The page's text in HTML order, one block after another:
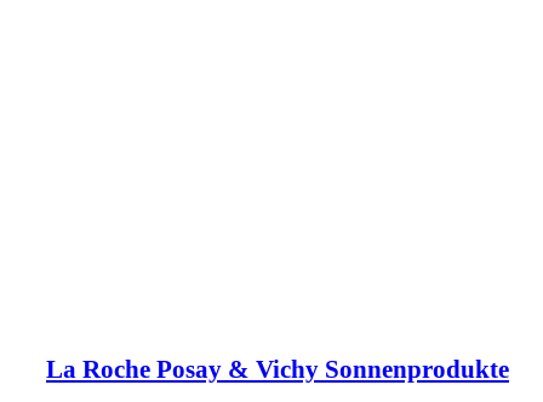
La Roche Posay & Vichy Sonnenprodukte